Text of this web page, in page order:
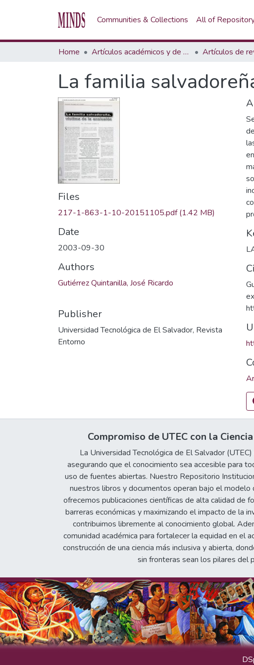
Communities & Collections All of
Home Artículos académicos y de opinión Artículos de
La familia
Files
217-1-863-1-10-20151105.pdf(1.42 MB)
Date
2003-09-30
Authors
Gutiérrez Quintanilla, José Ricardo
Publisher
Universidad Tecnológica de El Salvador, Revista
Entorno
Compromiso de UTEC con la
La Universidad Tecnológica de El Salvador
asegurando que el conocimiento sea accesible para
uso de fuentes abiertas. Nuestro Repositorio
nuestros libros y documentos operan bajo el
ofrecemos publicaciones científicas de alta calidad de
barreras económicas y maximizando el impacto de la
contribuimos libremente al conocimiento global.
comunidad académica para fortalecer la equidad en el
construcción de una ciencia más inclusiva y abierta,
sin fronteras sean los pilares del